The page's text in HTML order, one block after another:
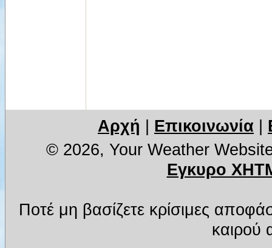
Αρχή Επικοινωνία
© 2026, Your Weather
Εγκυρο
Ποτέ μη βασίζετε κρίσιμες
καιρού